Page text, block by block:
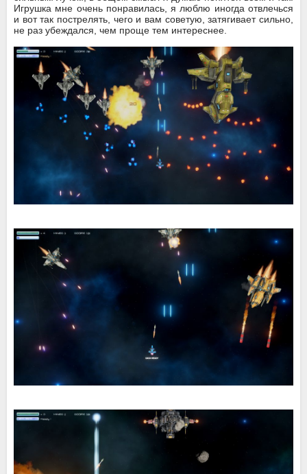
Игрушка мне очень понравилась, я люблю иногда отвлечься
и вот так пострелять, чего и вам советую, затягивает сильно,
не раз убеждался, чем проще тем интереснее.